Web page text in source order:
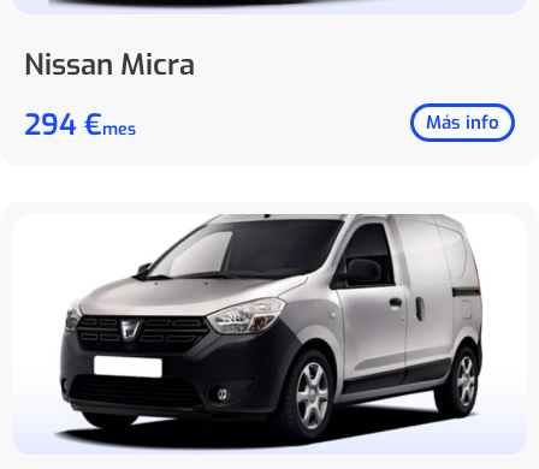
Nissan Micra
294 €mes Más info